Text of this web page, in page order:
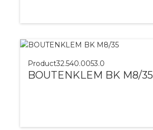
Product32.540.0053.0
BOUTENKLEM BK M8/35